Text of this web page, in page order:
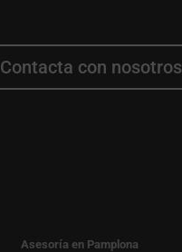
Contacta con nosotros
Asesoría en Pamplona